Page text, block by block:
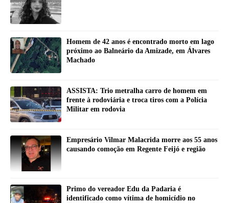
Homem de 42 anos é encontrado morto em lago
próximo ao Balneário da Amizade, em Álvares
Machado
ASSISTA: Trio metralha carro de homem em
frente à rodoviária e troca tiros com a Polícia
Militar em rodovia
Empresário Vilmar Malacrida morre aos 55 anos
causando comoção em Regente Feijó e região
Primo do vereador Edu da Padaria é
identificado como vítima de homicídio no